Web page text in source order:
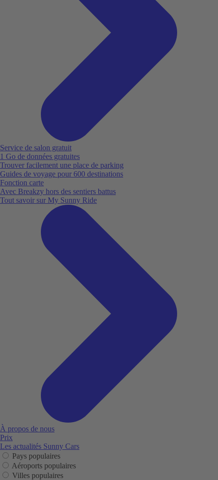
Service de salon gratuit
1 Go de données gratuites
Trouver facilement une place de parking
Guides de voyage pour 600 destinations
Fonction carte
Avec Breakzy hors des sentiers battus
Tout savoir sur My Sunny Ride
À propos de nous
Prix
Les actualités Sunny Cars
Pays populaires
Aéroports populaires
Villes populaires